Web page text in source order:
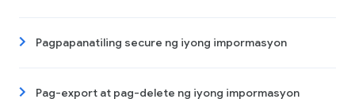
Pagpapanatiling secure ng iyong impormasyon
Pag-export at pag-delete ng iyong impormasyon